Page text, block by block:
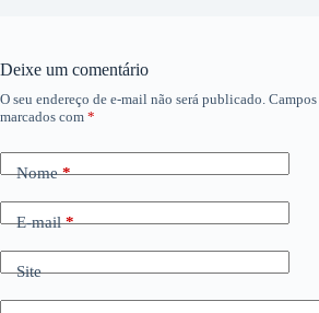
Deixe um comentário
O seu endereço de e-mail não será publicado.
marcados com *
Nome*
E-mail*
Site